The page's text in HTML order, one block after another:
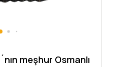
meşhur Osmanlı